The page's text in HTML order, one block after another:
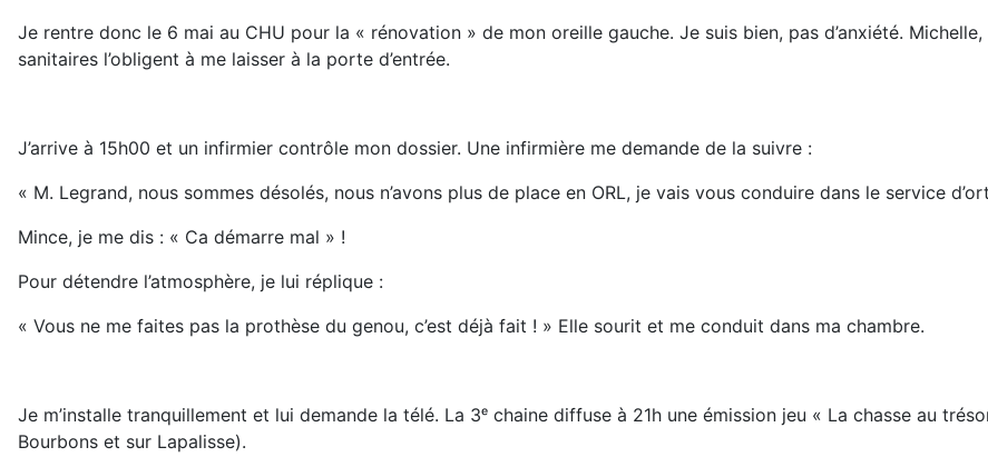
Je rentre donc le 6 mai au CHU pour la « rénovation » de mon oreille gauche. Je suis bien, pas d’anxiété.
sanitaires l’obligent à me laisser à la porte d’entrée.
J’arrive à 15h00 et un infirmier contrôle mon dossier. Une infirmière me demande de la suivre :
« M. Legrand, nous sommes désolés, nous n’avons plus de place en ORL, je vais vous conduire dans le service
Mince, je me dis : « Ca démarre mal » !
Pour détendre l’atmosphère, je lui réplique :
« Vous ne me faites pas la prothèse du genou, c’est déjà fait ! » Elle sourit et me conduit dans ma chambre.
Je m’installe tranquillement et lui demande la télé. La 3ᵉ chaine diffuse à 21h une émission jeu « La chasse au
Bourbons et sur Lapalisse).